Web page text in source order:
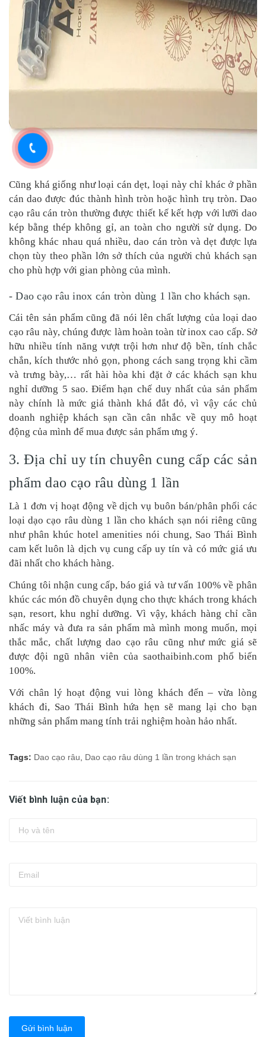
Cũng khá giống như loại cán dẹt, loại này chỉ khác ở phần
cán dao được đúc thành hình tròn hoặc hình trụ tròn. Dao
cạo râu cán tròn thường được thiết kế kết hợp với lưỡi dao
kép bằng thép không gỉ, an toàn cho người sử dụng. Do
không khác nhau quá nhiều, dao cán tròn và dẹt được lựa
chọn tùy theo phần lớn sở thích của người chủ khách sạn
cho phù hợp với gian phòng của mình.
- Dao cạo râu inox cán tròn dùng 1 lần cho khách sạn.
Cái tên sản phẩm cũng đã nói lên chất lượng của loại dao
cạo râu này, chúng được làm hoàn toàn từ inox cao cấp. Sở
hữu nhiều tính năng vượt trội hơn như độ bền, tính chắc
chắn, kích thước nhỏ gọn, phong cách sang trọng khi cầm
và trưng bày,… rất hài hòa khi đặt ở các khách sạn khu
nghỉ dưỡng 5 sao. Điểm hạn chế duy nhất của sản phẩm
này chính là mức giá thành khá đắt đỏ, vì vậy các chủ
doanh nghiệp khách sạn cần cân nhắc về quy mô hoạt
động của mình để mua được sản phẩm ưng ý.
3. Địa chỉ uy tín chuyên cung cấp các sản
phẩm dao cạo râu dùng 1 lần
Là 1 đơn vị hoạt động về dịch vụ buôn bán/phân phối các
loại dạo cạo râu dùng 1 lần cho khách sạn nói riêng cũng
như phân khúc hotel amenities nói chung, Sao Thái Bình
cam kết luôn là dịch vụ cung cấp uy tín và có mức giá ưu
đãi nhất cho khách hàng.
Chúng tôi nhận cung cấp, báo giá và tư vấn 100% về phân
khúc các món đồ chuyên dụng cho thực khách trong khách
sạn, resort, khu nghỉ dưỡng. Vì vậy, khách hàng chỉ cần
nhấc máy và đưa ra sản phẩm mà mình mong muốn, mọi
thắc mắc, chất lượng dao cạo râu cũng như mức giá sẽ
được đội ngũ nhân viên của saothaibinh.com phổ biến
100%.
Với chân lý hoạt động vui lòng khách đến – vừa lòng
khách đi, Sao Thái Bình hứa hẹn sẽ mang lại cho bạn
những sản phẩm mang tính trải nghiệm hoàn hảo nhất.
Tags: Dao cạo râu Dao cạo râu dùng 1 lần trong khách sạn
Viết bình luận của bạn:
Gửi bình luận